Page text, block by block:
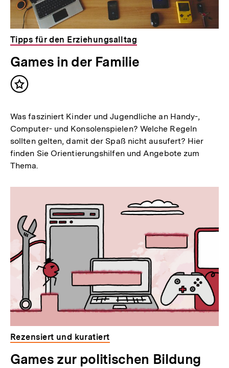
Tipps für den Erziehungsalltag
Games in der Familie
Inhalt
Was fasziniert Kinder und Jugendliche an Handy-,
Computer- und Konsolenspielen? Welche Regeln
sollten gelten, damit der Spaß nicht ausufert? Hier
finden Sie Orientierungshilfen und Angebote zum
Thema.
Rezensiert und kuratiert
Games zur politischen Bildung